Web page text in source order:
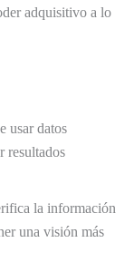
adquisitivo a lo
usar datos
resultados
la información
una visión más